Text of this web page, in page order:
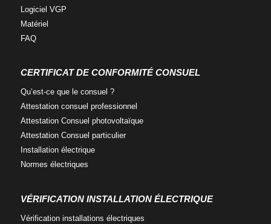
c
b
o
o
k
i
e
r
n
Logiciel VGP
Matériel
FAQ
CERTIFICAT DE CONFORMITÉ CONSUEL
Qu’est-ce que le consuel ?
Attestation consuel professionnel
Attestation Consuel photovoltaïque
Attestation Consuel particulier
Installation électrique
Normes électriques
VÉRIFICATION INSTALLATION ÉLECTRIQUE
Vérification installations électriques